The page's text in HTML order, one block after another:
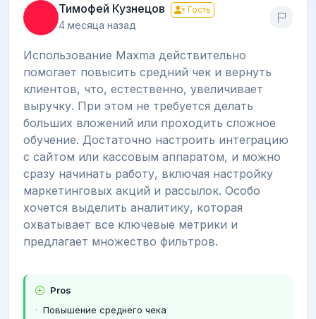
Тимофей Кузнецов Гость
4 месяца назад
Использование Maxma действительно
помогает повысить средний чек и вернуть
клиентов, что, естественно, увеличивает
выручку. При этом не требуется делать
больших вложений или проходить сложное
обучение. Достаточно настроить интеграцию
с сайтом или кассовым аппаратом, и можно
сразу начинать работу, включая настройку
маркетинговых акций и рассылок. Особо
хочется выделить аналитику, которая
охватывает все ключевые метрики и
предлагает множество фильтров.
Pros
Повышение среднего чека